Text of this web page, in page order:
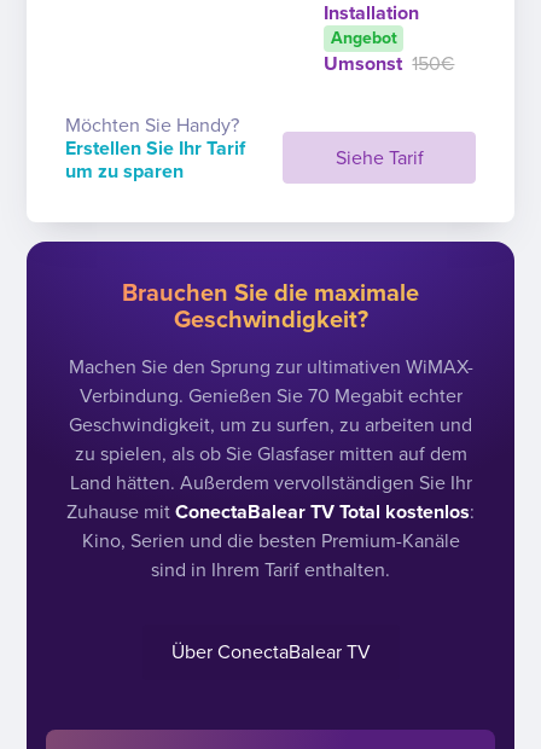
Siehe Tarif
Installation
Angebot
Umsonst 150€
Möchten Sie Handy?
Erstellen Sie Ihr Tarif
um zu sparen
Brauchen Sie die maximale
Geschwindigkeit?
Machen Sie den Sprung zur ultimativen WiMAX-
Verbindung. Genießen Sie 70 Megabit echter
Geschwindigkeit, um zu surfen, zu arbeiten und
zu spielen, als ob Sie Glasfaser mitten auf dem
Land hätten. Außerdem vervollständigen Sie Ihr
Zuhause mit ConectaBalear TV Total kostenlos:
Kino, Serien und die besten Premium-Kanäle
sind in Ihrem Tarif enthalten.
Über ConectaBalear TV